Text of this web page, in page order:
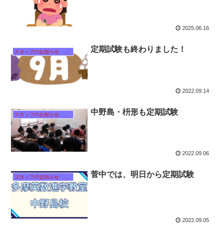
2025.06.16
スタッフのお知らせ 【それぞれのタイトルをクリック！】 定期試験も終わりました！
2022.09.14
中野島・枡形も定期試験
2022.09.06
菅中では、明日から定期試験
2022.09.05